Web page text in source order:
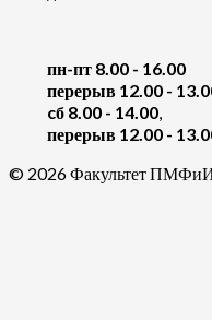
пн-пт 8.00 - 16.00
перерыв 12.00 -
cб 8.00 - 14.00,
перерыв 12.00 -
© 2026 Факультет